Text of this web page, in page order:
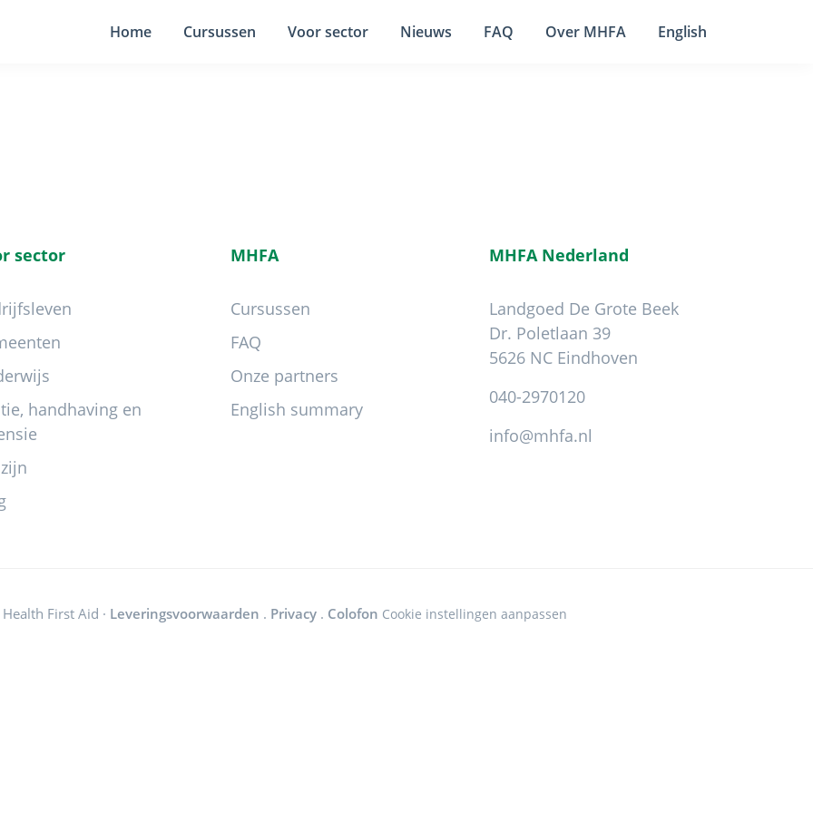
Home Cursussen Voor sector Nieuws FAQ Over MHFA English
sector
handhaving en
MHFA
Cursussen
FAQ
Onze partners
English summary
MHFA Nederland
Landgoed De Grote Beek
Dr. Poletlaan 39
5626 NC Eindhoven
040-2970120
info@mhfa.nl
First Aid · Leveringsvoorwaarden . Privacy. Colofon Cookie instellingen aanpassen